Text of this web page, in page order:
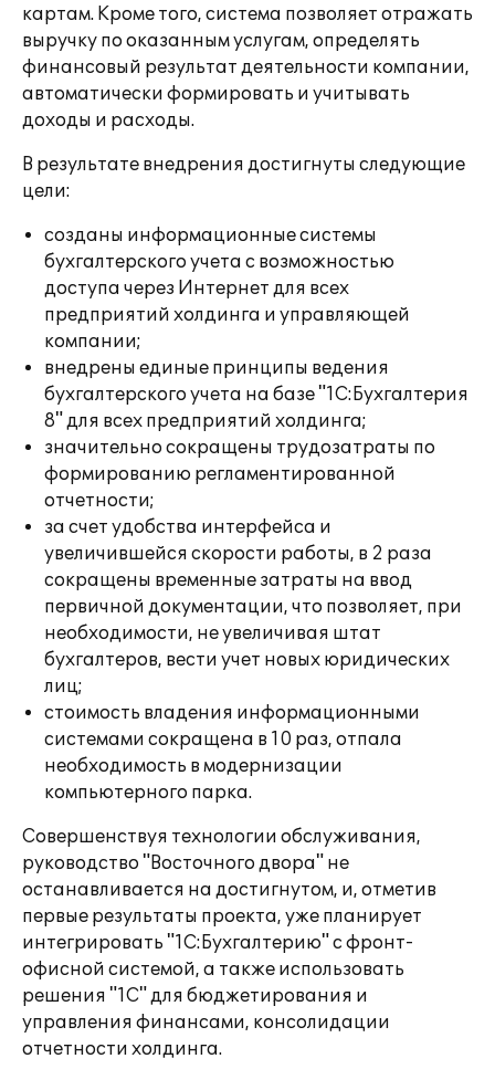
картам. Кроме того, система позволяет отражать
выручку по оказанным услугам, определять
финансовый результат деятельности компании,
автоматически формировать и учитывать
доходы и расходы.
В результате внедрения достигнуты следующие
цели:
созданы информационные системы
бухгалтерского учета с возможностью
доступа через Интернет для всех
предприятий холдинга и управляющей
компании;
внедрены единые принципы ведения
бухгалтерского учета на базе "1С:Бухгалтерия
8" для всех предприятий холдинга;
значительно сокращены трудозатраты по
формированию регламентированной
отчетности;
за счет удобства интерфейса и
увеличившейся скорости работы, в 2 раза
сокращены временные затраты на ввод
первичной документации, что позволяет, при
необходимости, не увеличивая штат
бухгалтеров, вести учет новых юридических
лиц;
стоимость владения информационными
системами сокращена в 10 раз, отпала
необходимость в модернизации
компьютерного парка.
Совершенствуя технологии обслуживания,
руководство "Восточного двора" не
останавливается на достигнутом, и, отметив
первые результаты проекта, уже планирует
интегрировать "1С:Бухгалтерию" с фронт-
офисной системой, а также использовать
решения "1С" для бюджетирования и
управления финансами, консолидации
отчетности холдинга.